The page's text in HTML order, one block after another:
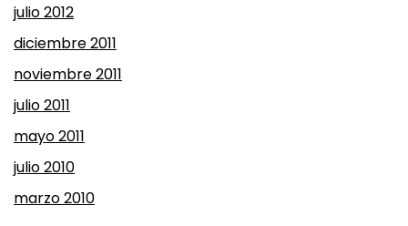
julio 2012
diciembre 2011
noviembre 2011
julio 2011
mayo 2011
julio 2010
marzo 2010